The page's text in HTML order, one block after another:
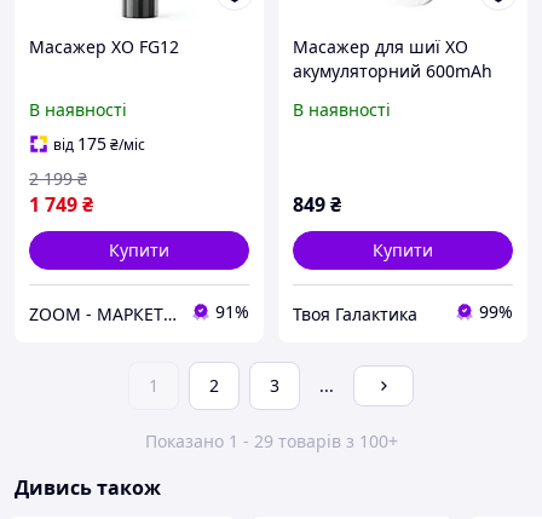
Масажер XO FG12
В наявності
від 175₴/міс
1 749₴
2 199 ₴
Купити
ZOOM - МАРКЕТ ЦИФРОВОЇ ТЕХНІКИ 91%
Масажер для шиї XO
акумуляторний 600mAh
В наявності
849₴
Купити
Твоя Галактика 99%
1 2 3 ...
Показано 1 - 29 товарів з 100+
Дивись також